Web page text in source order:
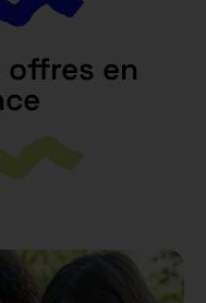
offres en